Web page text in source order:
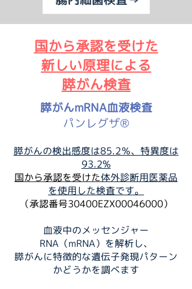
国から承認を受けた
新しい原理による
膵がん検査
膵がんmRNA血液検査
パンレグザ®
​膵がんの検出感度は85.2％、特異度は
93.2%
国から承認を受けた体外診断用医薬品
を使用した検査です。
（承認番号30400EZX00046000）
血液中のメッセンジャー
RNA（mRNA）を解析し、
膵がんに特徴的な遺伝子発現パターン
かどうかを調べます